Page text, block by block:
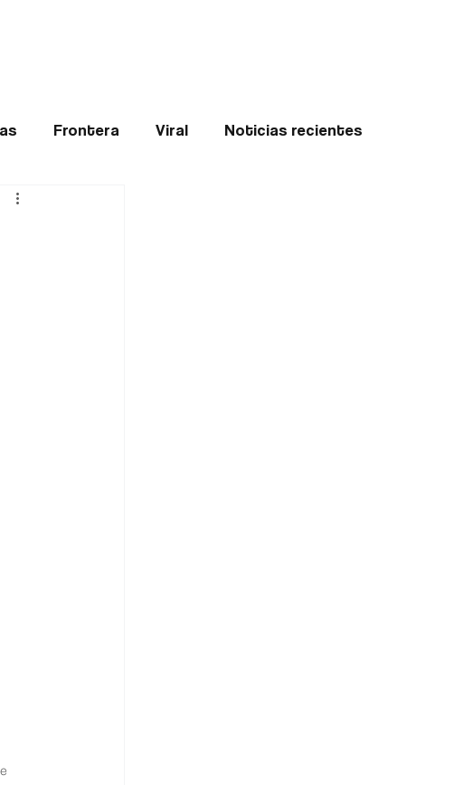
Frontera Viral Noticias recientes
noticias